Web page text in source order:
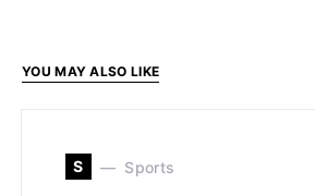
YOU MAY ALSO LIKE
S Sports